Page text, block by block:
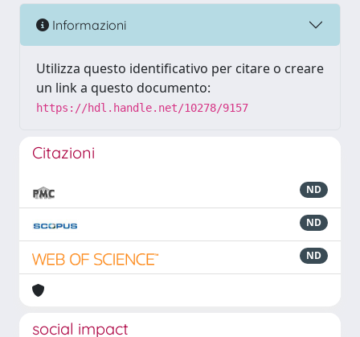
Informazioni
Utilizza questo identificativo per citare o creare
un link a questo documento:
https://hdl.handle.net/10278/9157
Citazioni
ND
ND
ND
social impact